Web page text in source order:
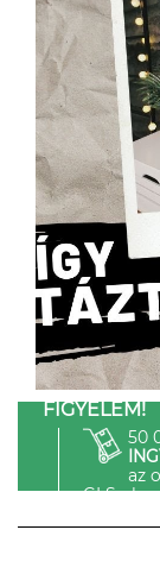
FIGYELEM!
50
az
GLS-el.